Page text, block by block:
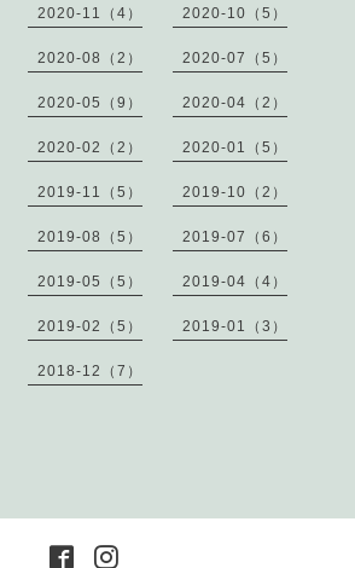
2020-11（4） 2020-10（5）
2020-08（2） 2020-07（5）
2020-05（9） 2020-04（2）
2020-02（2） 2020-01（5）
2019-11（5） 2019-10（2）
2019-08（5） 2019-07（6）
2019-05（5） 2019-04（4）
2019-02（5） 2019-01（3）
2018-12（7）